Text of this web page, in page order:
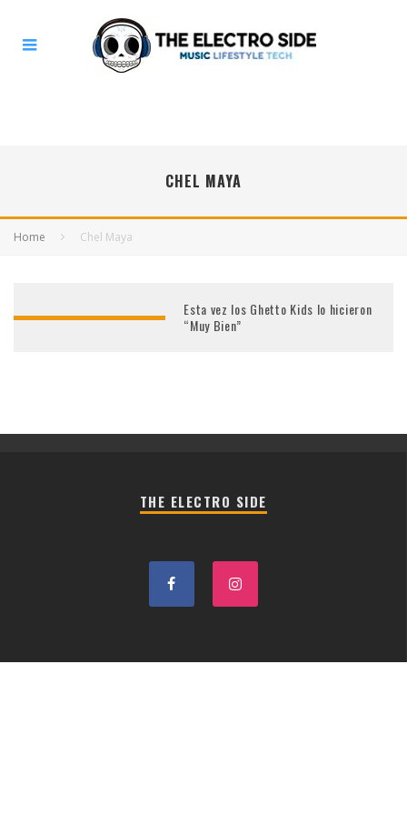
CHEL MAYA
Home Chel Maya
Esta vez los Ghetto Kids lo hicieron
“Muy Bien”
THE ELECTRO SIDE